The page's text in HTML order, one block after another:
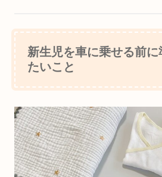
新生児を車に乗せる前に
たいこと